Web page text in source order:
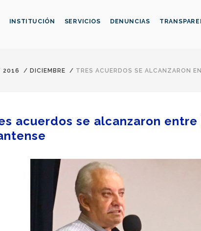
INSTITUCIÓN SERVICIOS DENUNCIAS
2016 / DICIEMBRE / TRES ACUERDOS SE ALCANZARON
acuerdos se alcanzaron